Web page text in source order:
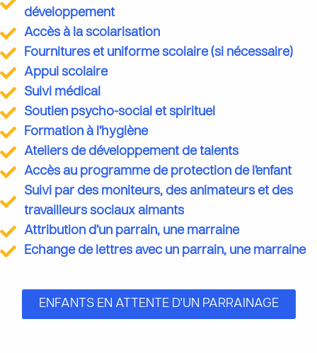
développement
Accès à la scolarisation
Fournitures et uniforme scolaire (si nécessaire)
Appui scolaire
Suivi médical
Soutien psycho-social et spirituel
Formation à l’hygiène
Ateliers de développement de talents
Accès au programme de protection de l’enfant
Suivi par des moniteurs, des animateurs et des
travailleurs sociaux aimants
Attribution d’un parrain, une marraine
Echange de lettres avec un parrain, une marraine
ENFANTS EN ATTENTE D'UN PARRAINAGE